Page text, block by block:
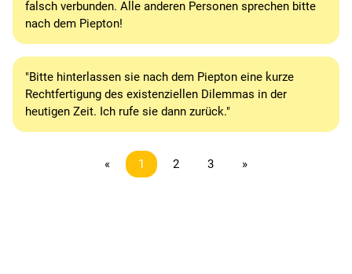
falsch verbunden. Alle anderen Personen sprechen bitte
nach dem Piepton!
"Bitte hinterlassen sie nach dem Piepton eine kurze
Rechtfertigung des existenziellen Dilemmas in der
heutigen Zeit. Ich rufe sie dann zurück."
« 1 2 3 »